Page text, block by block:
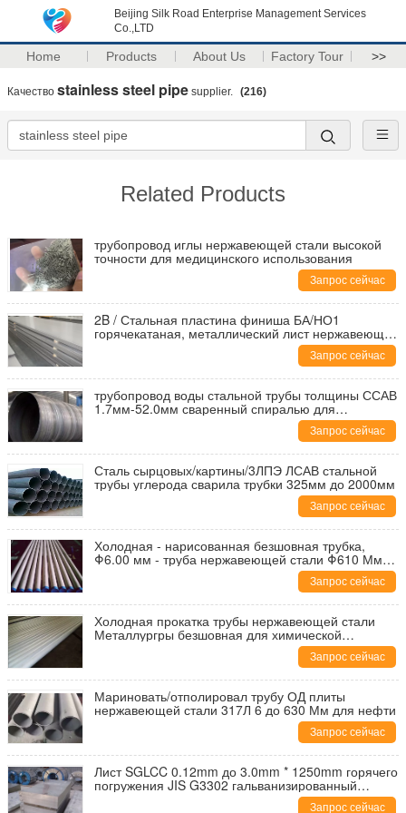
Beijing Silk Road Enterprise Management Services
Co.,LTD
Home Products About Us Factory Tour >>
Качество stainless steel pipe supplier. (216)
Related Products
трубопровод иглы нержавеющей стали высокой
точности для медицинского использования
Запрос сейчас
2B / Стальная пластина финиша БА/НО1
горячекатаная, металлический лист нержавеющей
Запрос сейчас
трубопровод воды стальной трубы толщины ССАВ
1.7мм-52.0мм сваренный спиралью для
Запрос сейчас
Сталь сырцовых/картины/3ЛПЭ ЛСАВ стальной
трубы углерода сварила трубки 325мм до 2000мм
Запрос сейчас
Холодная - нарисованная безшовная трубка,
Φ6.00 мм - труба нержавеющей стали Φ610 Мм
Запрос сейчас
Холодная прокатка трубы нержавеющей стали
Металлургры безшовная для химической
Запрос сейчас
Мариновать/отполировал трубу ОД плиты
нержавеющей стали 317Л 6 до 630 Мм для нефти
Запрос сейчас
Лист SGLCC 0.12mm до 3.0mm * 1250mm горячего
погружения JIS G3302 гальванизированный
Запрос сейчас